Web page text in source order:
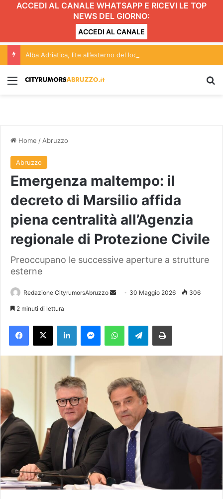
ACCEDI AL CANALE WHATSAPP E RICEVI LE TOP
NEWS DEL GIORNO:
ACCEDI AL CANALE
Menu
Home /Abruzzo
Abruzzo
Emergenza maltempo: il
decreto di Marsilio affida
piena centralità all’Agenzia
regionale di Protezione Civile
Preoccupano le successive aperture a strutture
esterne
Redazione CityrumorsAbruzzo
a
e
m
a
30 Maggio 2026 306
2 minuti di lettura
Telegram